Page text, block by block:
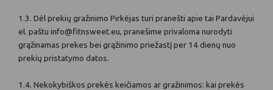
1.3. Dėl prekių gražinimo Pirkėjas turi pranešti apie tai Pardavėjui
el. paštu info@fitnsweet.eu, pranešime privaloma nurodyti
grąžinamas prekes bei grąžinimo priežastį per 14 dienų nuo
prekių pristatymo datos.
1.4. Nekokybiškos prekės keičiamos ar gražinimos: kai prekės